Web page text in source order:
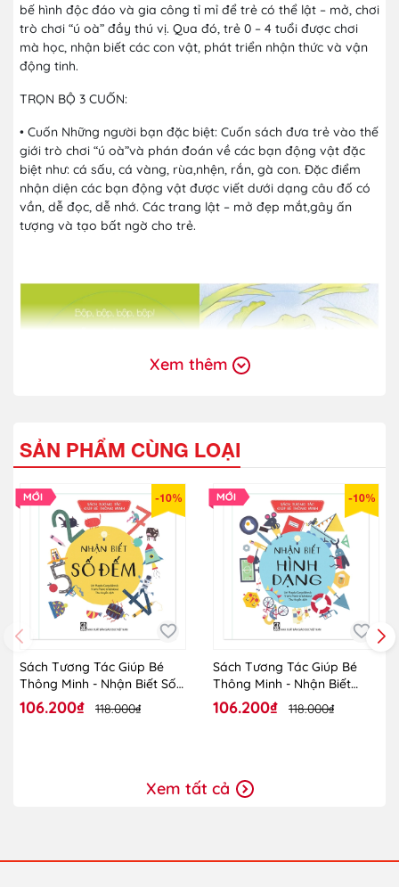
bế hình độc đáo và gia công tỉ mỉ để trẻ có thể lật – mở, chơi
trò chơi “ú oà” đầy thú vị. Qua đó, trẻ 0 – 4 tuổi được chơi
mà học, nhận biết các con vật, phát triển nhận thức và vận
động tinh.
TRỌN BỘ 3 CUỐN:
• Cuốn Những người bạn đặc biệt: Cuốn sách đưa trẻ vào thế
giới trò chơi “ú oà”và phán đoán về các bạn động vật đặc
biệt như: cá sấu, cá vàng, rùa,nhện, rắn, gà con. Đặc điểm
nhận diện các bạn động vật được viết dưới dạng câu đố có
vần, dễ đọc, dễ nhớ. Các trang lật – mở đẹp mắt,gây ấn
tượng và tạo bất ngờ cho trẻ.
Xem thêm
SẢN PHẨM CÙNG LOẠI
-10%
Sách Tương Tác Giúp Bé
Thông Minh - Nhận Biết Số
Đếm
106.200₫ 118.000₫
-10%
Sách Tương Tác Giúp Bé
Thông Minh - Nhận Biết
Hình Dạng
106.200₫ 118.000₫
Xem tất cả